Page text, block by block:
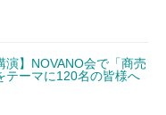
演】NOVANO会で「商売
テーマに120名の皆様へ